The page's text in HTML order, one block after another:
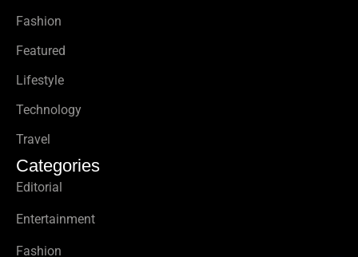
Fashion
Featured
Lifestyle
Technology
Travel
Categories
Editorial
Entertainment
Fashion